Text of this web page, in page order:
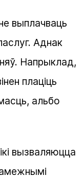
выплачваць
Аднак
Напрыклад,
плаціць
альбо
вызваляюцца